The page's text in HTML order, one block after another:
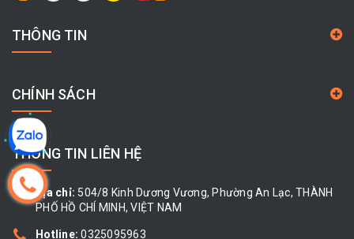
THÔNG TIN
CHÍNH SÁCH
THÔNG TIN LIÊN HỆ
Địa chỉ: 504/8 Kinh Dương Vương, Phường An Lạc, THÀNH
PHỐ HỒ CHÍ MINH, VIỆT NAM
Hotline:0325095963